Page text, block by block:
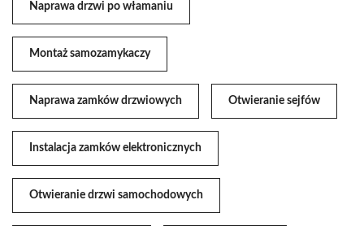
Naprawa drzwi po włamaniu
Montaż samozamykaczy
Naprawa zamków drzwiowych Otwieranie sejfów
Instalacja zamków elektronicznych
Otwieranie drzwi samochodowych